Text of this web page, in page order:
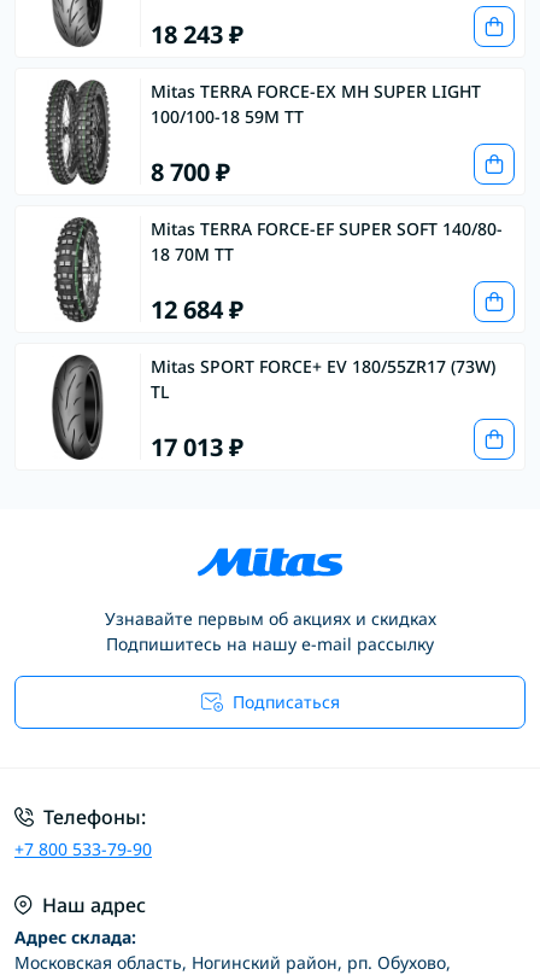
18 243 ₽
Mitas TERRA FORCE-EX MH SUPER LIGHT
100/100-18 59M TT
8 700 ₽
Mitas TERRA FORCE-EF SUPER SOFT 140/80-
18 70M TT
12 684 ₽
Mitas SPORT FORCE+ EV 180/55ZR17 (73W)
TL
17 013 ₽
Узнавайте первым об акциях и скидках
Подпишитесь на нашу e-mail рассылку
Подписаться
Телефоны:
+7 800 533-79-90
Наш адрес
Адрес склада:
Московская область, Ногинский район, рп. Обухово,